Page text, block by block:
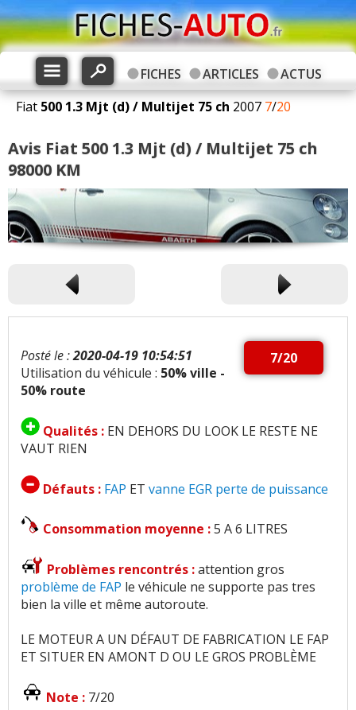
FICHES ARTICLES
ACTUS
Fiat 500 1.3 Mjt (d) / Multijet 75 ch 2007 7/20
Avis Fiat 500 1.3 Mjt (d) / Multijet 75 ch
98000 KM
7/20
Posté le :2020-04-19 10:54:51
Utilisation du véhicule : 50% ville -
50% route
Qualités : EN DEHORS DU LOOK LE RESTE NE
VAUT RIEN
Défauts : FAP ET vanne EGR perte de puissance
Consommation moyenne :5 A 6 LITRES
Problèmes rencontrés :attention gros
problème de FAP le véhicule ne supporte pas tres
bien la ville et même autoroute.
LE MOTEUR A UN DÉFAUT DE FABRICATION LE FAP
ET SITUER EN AMONT D OU LE GROS PROBLÈME
Note : 7/20